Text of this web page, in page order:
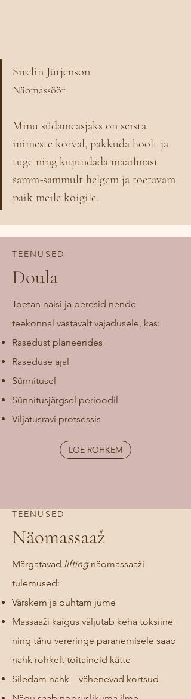
Sirelin Jürjenson
Näomassöör
Minu südameasjaks on seista
inimeste kõrval, pakkuda hoolt ja
tuge ning kujundada maailmast
samm-sammult helgem ja toetavam
paik meile kõigile.
TEENUSED
Doula
Toetan naisi ja peresid nende
teekonnal vastavalt vajadusele, kas:
Rasedust planeerides
Raseduse ajal
Sünnitusel
Sünnitusjärgsel perioodil
Viljatusravi protsessis
LOE ROHKEM
TEENUSED
Näomassaaž
Märgatavad liftingnäomassaaži
tulemused:
Värskem ja puhtam jume
Massaaži käigus väljutab keha toksiine
ning tänu vereringe paranemisele saab
nahk rohkelt toitaineid kätte
Siledam nahk – vähenevad kortsud